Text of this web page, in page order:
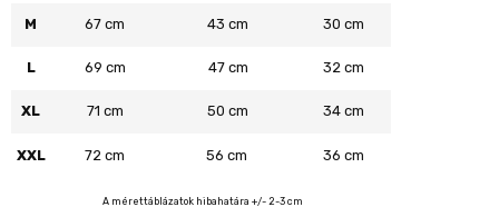
M 67 cm 43 cm 30 cm
L 69 cm 47 cm 32 cm
XL 71 cm 50 cm 34 cm
XXL 72 cm 56 cm 36 cm
A mérettáblázatok hibahatára +/- 2-3 cm